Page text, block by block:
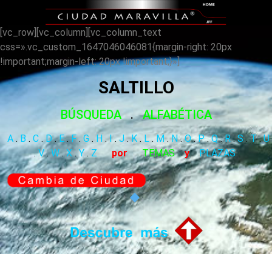
[vc_row][vc_column][vc_column_text
css=».vc_custom_1647046046081{margin-right: 20px
!important;margin-left: 20px !important;}»]
SALTILLO
BÚSQUEDA.ALFABÉTICA
A . B . C . D . E . F . G . H . I . J . K . L . M . N . O . P . Q . R . S . T . U
. V . W . X . Y . Z por TEMAS y PLAZAS